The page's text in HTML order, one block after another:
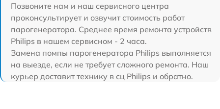
Позвоните нам и наш сервисного центра
проконсультирует и озвучит стоимость работ
парогенератора. Среднее время ремонта устройств
Philips в нашем сервисном - 2 часа.
Замена помпы парогенератора Philips выполняется
на выезде, если не требует сложного ремонта. Наш
курьер доставит технику в сц Philips и обратно.